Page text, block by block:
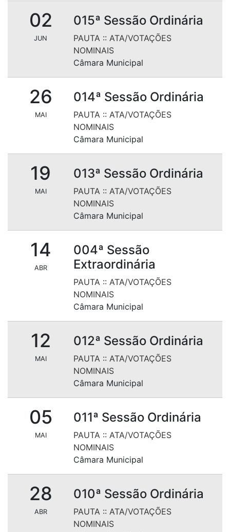
02
JUN
015ª Sessão Ordinária
PAUTA :: ATA/VOTAÇÕES
NOMINAIS
Câmara Municipal
26
MAI
014ª Sessão Ordinária
PAUTA :: ATA/VOTAÇÕES
NOMINAIS
Câmara Municipal
19
MAI
013ª Sessão Ordinária
PAUTA :: ATA/VOTAÇÕES
NOMINAIS
Câmara Municipal
14
ABR
004ª Sessão
Extraordinária
PAUTA :: ATA/VOTAÇÕES
NOMINAIS
Câmara Municipal
12
MAI
012ª Sessão Ordinária
PAUTA :: ATA/VOTAÇÕES
NOMINAIS
Câmara Municipal
05
MAI
011ª Sessão Ordinária
PAUTA :: ATA/VOTAÇÕES
NOMINAIS
Câmara Municipal
28
ABR
010ª Sessão Ordinária
PAUTA :: ATA/VOTAÇÕES
NOMINAIS